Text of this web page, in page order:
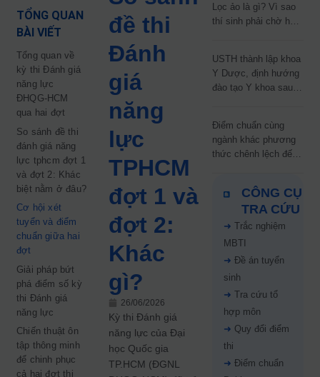
TỔNG QUAN
BÀI VIẾT
Tổng quan về
kỳ thi Đánh giá
năng lực
ĐHQG-HCM
qua hai đợt
So sánh đề thi
đánh giá năng
lực tphcm đợt 1
và đợt 2: Khác
biệt nằm ở đâu?
Cơ hội xét
tuyển và điểm
chuẩn giữa hai
đợt
Giải pháp bứt
phá điểm số kỳ
thi Đánh giá
năng lực
Chiến thuật ôn
tập thông minh
để chinh phục
cả hai đợt thi
đề thi
Đánh
giá
năng
lực
TPHCM
đợt 1 và
đợt 2:
Khác
gì?
26/06/2026
Kỳ thi Đánh giá
năng lực của Đại
học Quốc gia
TP.HCM (ĐGNL
Lọc ảo là gì? Vì sao
thí sinh phải chờ hơn
USTH thành lập khoa
Y Dược, định hướng
đào tạo Y khoa sau
Điểm chuẩn cùng
ngành khác phương
thức chênh lệch đến
CÔNG CỤ
TRA CỨU
➜ Trắc nghiệm
MBTI
➜ Đề án tuyển
sinh
➜ Tra cứu tổ
hợp môn
➜ Quy đổi điểm
thi
➜ Điểm chuẩn